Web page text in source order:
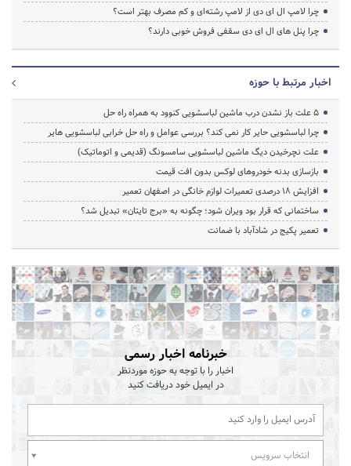
چرا لامپ ال ای دی از لامپ رشته‌ای و کم مصرف بهتر است؟
چرا پنل های ال ای دی سقفی فروش خوبی دارند؟
اخبار مرتبط با حوزه
5 علت باز نشدن درب ماشین لباسشویی کنوود به همراه راه حل
چرا لباسشویی حایر کار نمی کند؟ بررسی عوامل و راه حل خرابی لباسشویی هایر
علت نچرخیدن دیگ ماشین لباسشویی سامسونگ (قدیمی و اتوماتیک)
بازسازی بدنه خودروهای لوکس بدون افت قیمت
افزایش ۱۸ درصدی تعمیرات لوازم خانگی در اصفهان تعمیر
ساختمانی که قرار بود ویران شود؛ چگونه به «برج تایتان» تبدیل شد؟
تعمیر پکیج در شادآباد با ضمانت
خبرنامه اخبار رسمی
اخبار را با توجه به حوزه موردنظر
در ایمیل خود دریافت کنید
انتخاب سرویس